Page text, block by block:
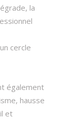
la
cercle
également
hausse
et